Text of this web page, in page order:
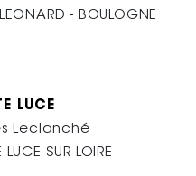
- BOULOGNE
LUCE
Leclanché
SUR LOIRE